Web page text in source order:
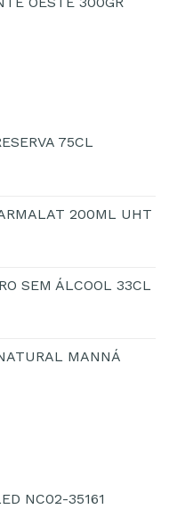
75CL
200ML UHT
SEM ÁLCOOL 33CL
MANNÁ
NC02-35161